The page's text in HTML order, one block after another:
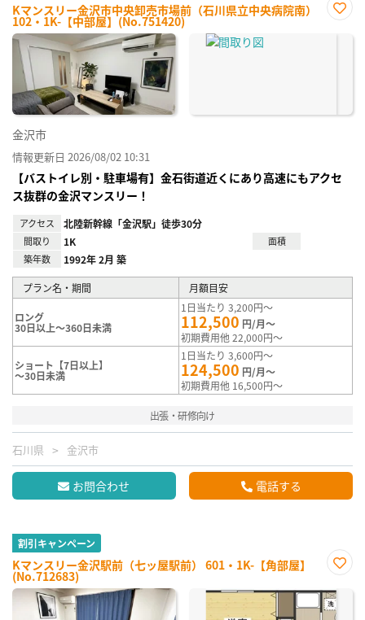
Kマンスリー金沢市中央卸売市場前（石川県立中央病院南）
102・1K-【中部屋】(No.751420)
に入
金沢市
情報更新日 2026/08/02 10:31
【バストイレ別・駐車場有】金石街道近くにあり高速にもアクセ
ス抜群の金沢マンスリー！
アクセス 北陸新幹線「金沢駅」徒歩30分
間取り 1K
面積
築年数
1992年 2月 築
プラン名・期間 月額目安
ロング
30日以上～360日未満
1日当たり 3,200円～
112,500 円/月～
初期費用他 22,000円～
ショート【7日以上】
～30日未満
1日当たり 3,600円～
124,500 円/月～
初期費用他 16,500円～
出張・研修向け
石川県 金沢市
お問合わせ 電話する
割引キャンペーン
Kマンスリー金沢駅前（七ッ屋駅前） 601・1K-【角部屋】
(No.712683)
に入
り登
録